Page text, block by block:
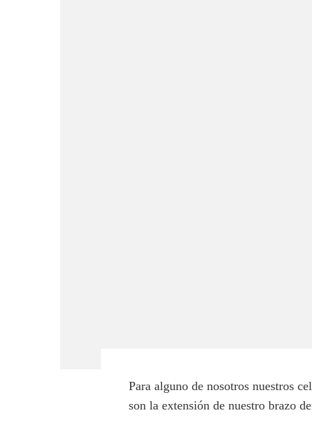
Para alguno de nosotros nuestros
son la extensión de nuestro brazo